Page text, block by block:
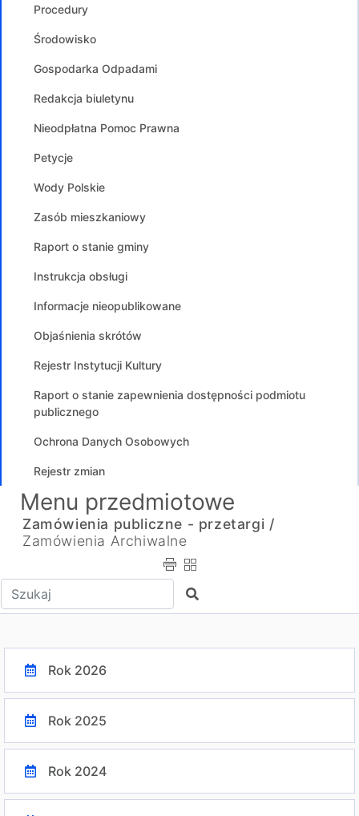
Procedury
Środowisko
Gospodarka Odpadami
Redakcja biuletynu
Nieodpłatna Pomoc Prawna
Petycje
Wody Polskie
Zasób mieszkaniowy
Raport o stanie gminy
Instrukcja obsługi
Informacje nieopublikowane
Objaśnienia skrótów
Rejestr Instytucji Kultury
Raport o stanie zapewnienia dostępności podmiotu
publicznego
Ochrona Danych Osobowych
Rejestr zmian
Menu przedmiotowe
Zamówienia publiczne - przetargi /
Zamówienia Archiwalne
Wpisz tekst do wyszukania Szukaj
Rok 2026
Rok 2025
Rok 2024